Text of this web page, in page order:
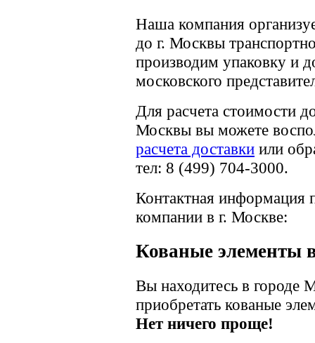
Наша компания
до г. Москвы
производим упаковку и
московского
Для расчета стоимости
Москвы вы можете
расчета доставки или
тел: 8 (499) 704-3000.
Контактная информация
компании в г. Москве:
Кованые элементы
Вы находитесь в городе
приобретать кованые
Нет ничего проще!